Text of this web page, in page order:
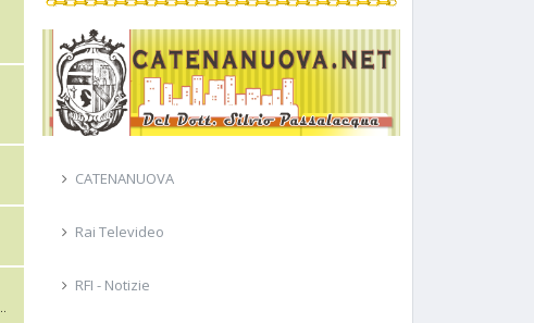
CATENANUOVA
Rai Televideo
RFI - Notizie